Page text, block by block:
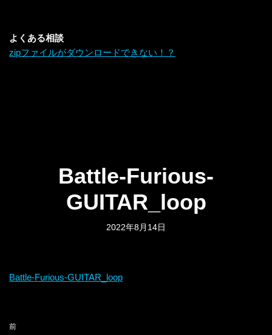
よくある相談
zipファイルがダウンロードできない！？
Battle-Furious-
GUITAR_loop
2022年8月14日
Battle-Furious-GUITAR_loop
前